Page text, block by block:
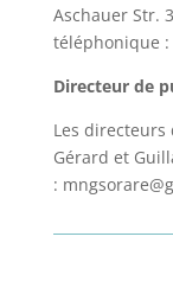
Aschauer Str.
téléphonique :
Directeur de
Les
Gérard et
: